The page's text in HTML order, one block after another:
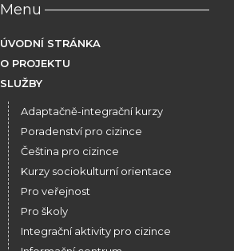
Menu
ÚVODNÍ STRÁNKA
O PROJEKTU
SLUŽBY
Adaptačně-integrační kurzy
Poradenství pro cizince
Čeština pro cizince
Kurzy sociokulturní orientace
Pro veřejnost
Pro školy
Integrační aktivity pro cizince